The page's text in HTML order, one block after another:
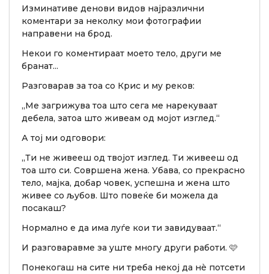
Изминативе денови видов најразлични
коментари за неколку мои фотографии
направени на брод.
Некои го коментираат моето тело, други ме
бранат...
Разговарав за тоа со Крис и му реков:
„Ме загрижува тоа што сега ме нарекуваат
дебела, затоа што живеам од мојот изглед.“
А тој ми одговори:
„Ти не живееш од твојот изглед. Ти живееш од
тоа што си. Совршена жена. Убава, со прекрасно
тело, мајка, добар човек, успешна и жена што
живее со љубов. Што повеќе би можела да
посакаш?
Нормално е да има луѓе кои ти завидуваат.“
И разговаравме за уште многу други работи. 🩷
Понекогаш на сите ни треба некој да нè потсети